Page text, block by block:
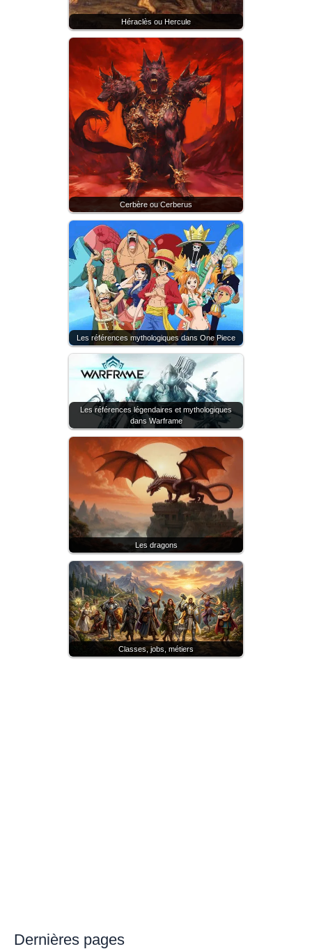
Héraclès ou Hercule
Cerbère ou Cerberus
Les références mythologiques dans One Piece
Les références légendaires et mythologiques
dans Warframe
Les dragons
Classes, jobs, métiers
Dernières pages